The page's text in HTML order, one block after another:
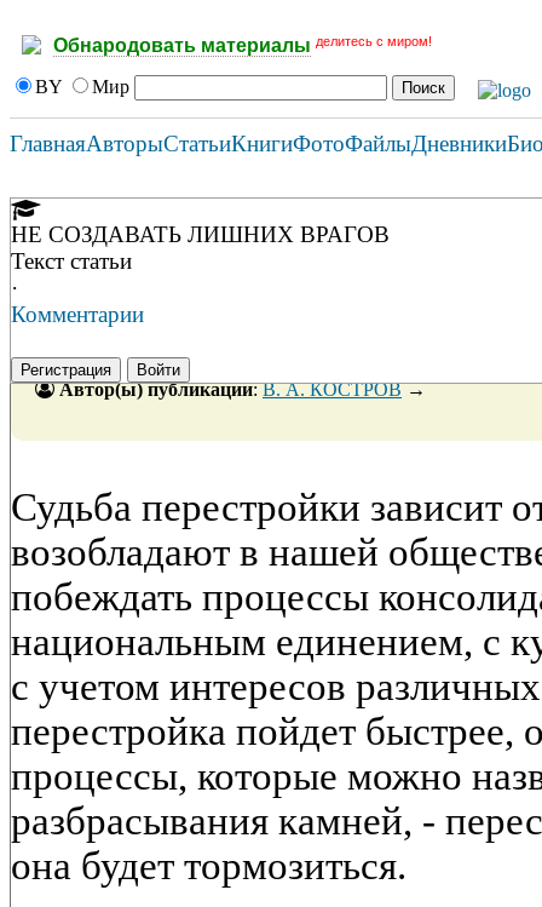
Обнародовать материалы делитесь с миром!
BY Мир
ГлавнаяАвторыСтатьиКнигиФотоФайлыДневники
НЕ СОЗДАВАТЬ ЛИШНИХ ВРАГОВ
Текст статьи
·
Комментарии
Регистрация Войти
Автор(ы) публикации:В. А. КОСТРОВ→
Судьба перестройки зависит
возобладают в нашей
побеждать процессы
национальным единением, с
с учетом интересов
перестройка пойдет
процессы, которые можно
разбрасывания камней, -
она будет тормозиться.